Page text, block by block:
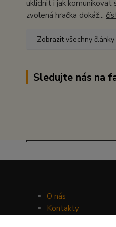
uklidnit i jak komunikovat
zvolená hračka dokáž...
Zobrazit všechny články
Sledujte nás na
O nás
Kontakty